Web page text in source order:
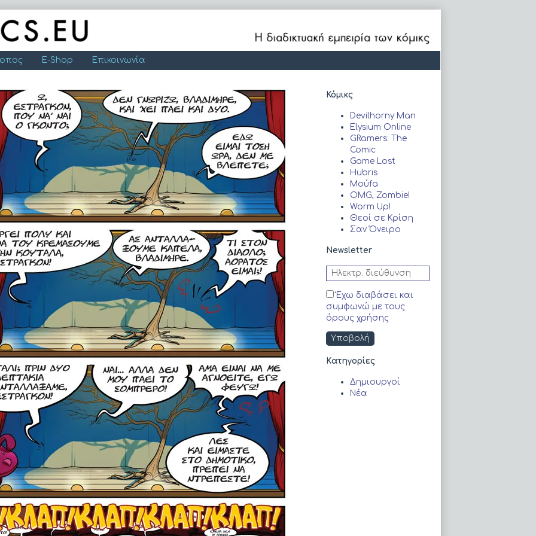
E-Shop Επικοινωνία
Primary
Sidebar
Κόμικς
Devilhorny Man
Elysium Online
GRamers: The
Comic
Game Lost
Hubris
Moύfa
OMG, Zombie!
Worm Up!
Θεοί σε Κρίση
Σαν Όνειρο
Newsletter
Έχω διαβάσει και
συμφωνώ με τους
όρους χρήσης
Kατηγορίες
Δημιουργοί
Νέα